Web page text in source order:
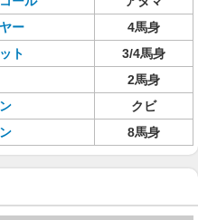
ー
4馬身
ト
3/4馬身
2馬身
クビ
8馬身